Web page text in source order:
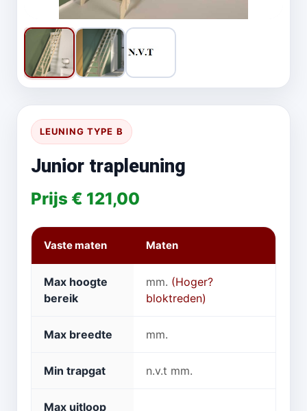
LEUNING TYPE B
Junior trapleuning
Prijs € 121,00
Vaste maten Maten
Max hoogte
bereik
mm. (Hoger?
bloktreden)
Max breedte mm.
Min trapgat n.v.t mm.
Max uitloop